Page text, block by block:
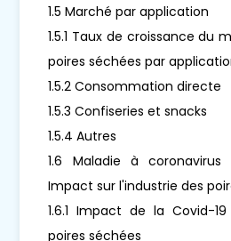
1.5 Marché par application
1.5.1 Taux de croissance du
poires séchées par
1.5.2 Consommation directe
1.5.3 Confiseries et snacks
1.5.4 Autres
1.6 Maladie à
Impact sur l'industrie des
1.6.1 Impact de la Covid-
poires séchées